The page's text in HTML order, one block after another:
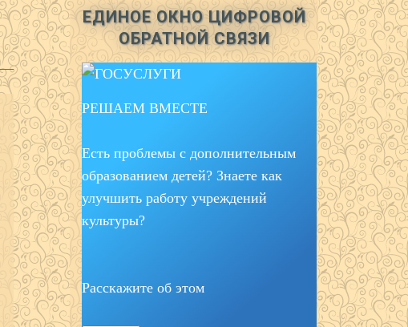
ЕДИНОЕ ОКНО ЦИФРОВОЙ
ОБРАТНОЙ СВЯЗИ
РЕШАЕМ ВМЕСТЕ
Есть проблемы с дополнительным
образованием детей? Знаете как
улучшить работу учреждений
культуры?
Расскажите об этом